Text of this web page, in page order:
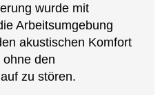
wurde mit
Arbeitsumgebung
akustischen Komfort
den
zu stören.